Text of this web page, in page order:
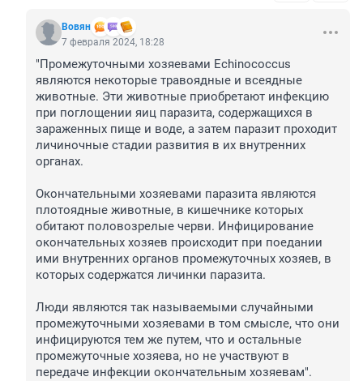
Вовян
7 февраля 2024, 18:28
"Промежуточными хозяевами Echinococcus
являются некоторые травоядные и всеядные
животные. Эти животные приобретают инфекцию
при поглощении яиц паразита, содержащихся в
зараженных пище и воде, а затем паразит проходит
личиночные стадии развития в их внутренних
органах.
Окончательными хозяевами паразита являются
плотоядные животные, в кишечнике которых
обитают половозрелые черви. Инфицирование
окончательных хозяев происходит при поедании
ими внутренних органов промежуточных хозяев, в
которых содержатся личинки паразита.
Люди являются так называемыми случайными
промежуточными хозяевами в том смысле, что они
инфицируются тем же путем, что и остальные
промежуточные хозяева, но не участвуют в
передаче инфекции окончательным хозяевам".